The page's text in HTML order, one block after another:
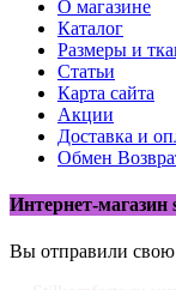
О магазине
Каталог
Размеры и
Статьи
Карта сайта
Акции
Доставка и
Обмен
Интернет-
Вы отправили